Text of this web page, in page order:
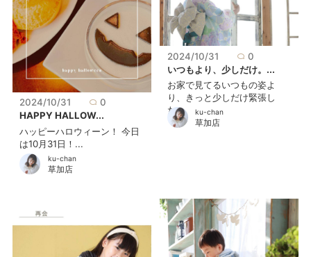
2024/10/31
0
HAPPY HALLOW...
ハッピーハロウィーン！ 今日
は10月31日！...
ku-chan
草加店
2024/10/31
0
いつもより、少しだけ。...
お家で見てるいつもの姿よ
り、きっと少しだけ緊張し
た...
ku-chan
草加店